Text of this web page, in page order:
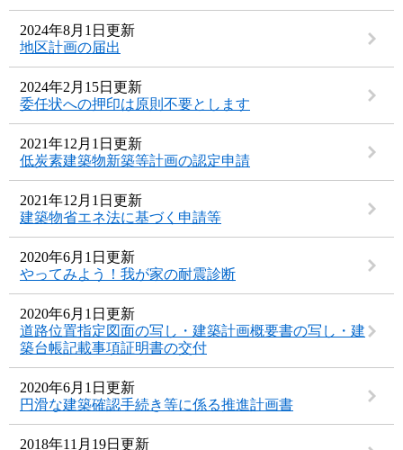
2024年8月1日更新
地区計画の届出
2024年2月15日更新
委任状への押印は原則不要とします
2021年12月1日更新
低炭素建築物新築等計画の認定申請
2021年12月1日更新
建築物省エネ法に基づく申請等
2020年6月1日更新
やってみよう！我が家の耐震診断
2020年6月1日更新
道路位置指定図面の写し・建築計画概要書の写し・建
築台帳記載事項証明書の交付
2020年6月1日更新
円滑な建築確認手続き等に係る推進計画書
2018年11月19日更新